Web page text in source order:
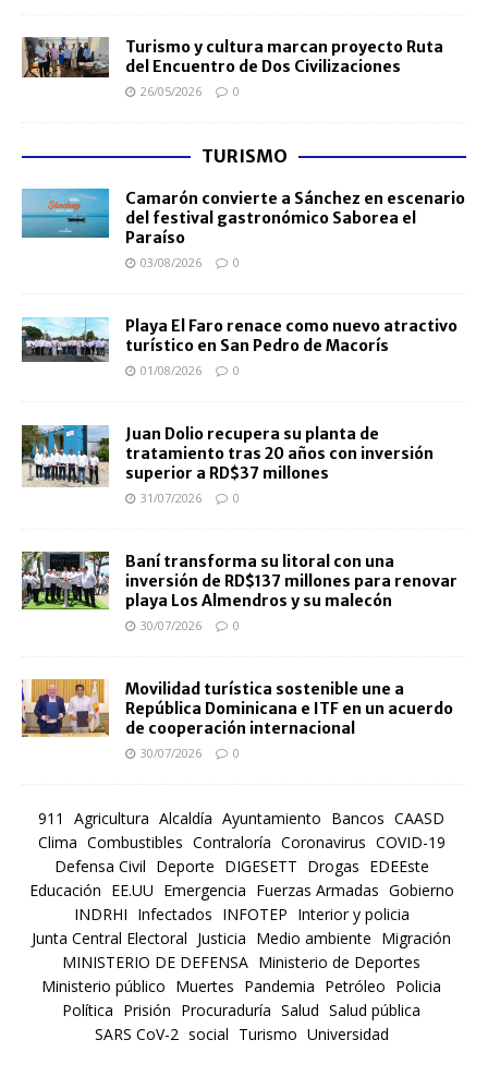
Turismo y cultura marcan proyecto Ruta
del Encuentro de Dos Civilizaciones
26/05/2026 0
TURISMO
Camarón convierte a Sánchez en escenario
del festival gastronómico Saborea el
Paraíso
03/08/2026 0
Playa El Faro renace como nuevo atractivo
turístico en San Pedro de Macorís
01/08/2026 0
Juan Dolio recupera su planta de
tratamiento tras 20 años con inversión
superior a RD$37 millones
31/07/2026 0
Baní transforma su litoral con una
inversión de RD$137 millones para renovar
playa Los Almendros y su malecón
30/07/2026 0
Movilidad turística sostenible une a
República Dominicana e ITF en un acuerdo
de cooperación internacional
30/07/2026 0
911 Agricultura Alcaldía Ayuntamiento Bancos CAASD
Clima Combustibles Contraloría Coronavirus COVID-19
Defensa Civil Deporte DIGESETT Drogas EDEEste
Educación EE.UU Emergencia Fuerzas Armadas Gobierno
INDRHI Infectados INFOTEP Interior y policia
Junta Central Electoral Justicia Medio ambiente Migración
MINISTERIO DE DEFENSA Ministerio de Deportes
Ministerio público Muertes Pandemia Petróleo Policia
Política Prisión Procuraduría Salud Salud pública
SARS CoV-2 social Turismo Universidad